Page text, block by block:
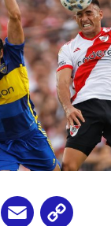
WhatsApp
Email